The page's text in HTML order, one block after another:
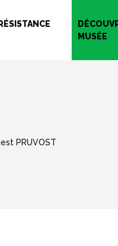
MUSÉE
PRUVOST